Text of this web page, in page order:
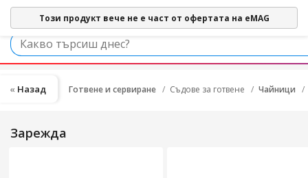
Този продукт вече не е част от офертата на eMAG
Готвене и сервиране Съдове за готвене Чайници
Назад
Зарежда